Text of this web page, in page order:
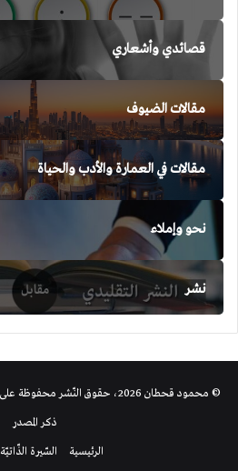
قصائدي وأشعاري
مقالات الضيوف
مقالات في العمارة والأدب والحياة
نحو وإملاء
نشر
© محمود قحطان 2026، حقوق النّشر محفوظة على المؤلّف |
ذكر المصدر
الرئيسية
السّيرة الذّاتيّة